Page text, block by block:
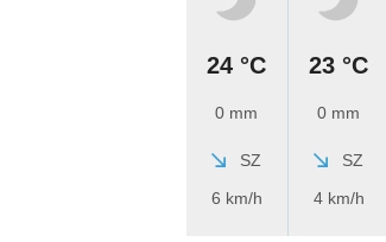
24 °C
0 mm
SZ
6 km/h
23 °C
0 mm
SZ
4 km/h